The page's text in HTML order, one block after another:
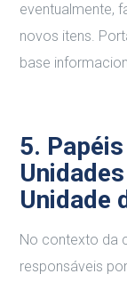
eventualmente,
novos itens.
base
5.
Unidade
No contexto da
responsáveis